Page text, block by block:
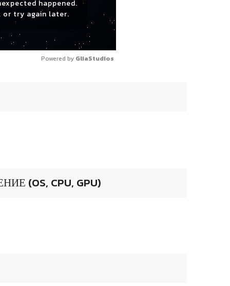
happened.
or try again later.
Powered by GliaStudios
(OS, CPU, GPU)